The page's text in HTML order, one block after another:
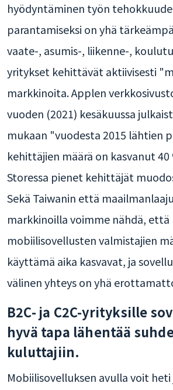
hyödyntäminen työn
parantamiseksi on yhä
vaate-, asumis-, liikenne-,
yritykset kehittävät aktiivisesti
markkinoita. Applen
vuoden (2021) kesäkuussa
mukaan "vuodesta 2015 lähtien
kehittäjien määrä on kasvanut 40
Storessa pienet kehittäjät
Sekä Taiwanin että
markkinoilla voimme nähdä, että
mobiilisovellusten valmistajien
käyttämä aika kasvavat, ja
välinen yhteys on yhä
B2C- ja C2C-yrityksille
hyvä tapa lähentää
kuluttajiin.
Mobiilisovelluksen avulla voit